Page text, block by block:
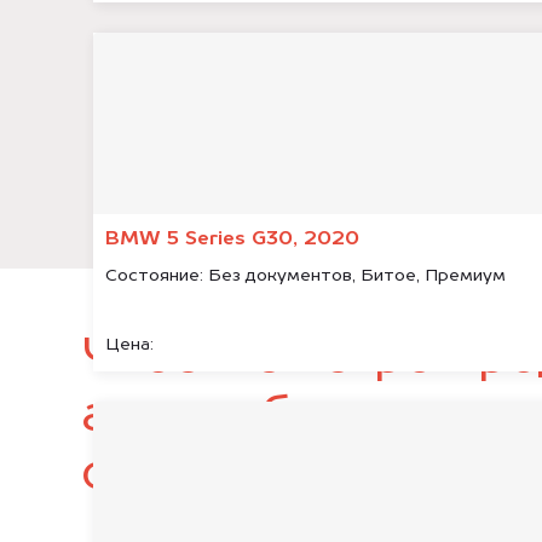
BMW 5 Series G30, 2020
Состояние: Без документов, Битое, Премиум
Цена:
Чтобы быстро
автомобиль,
следующие